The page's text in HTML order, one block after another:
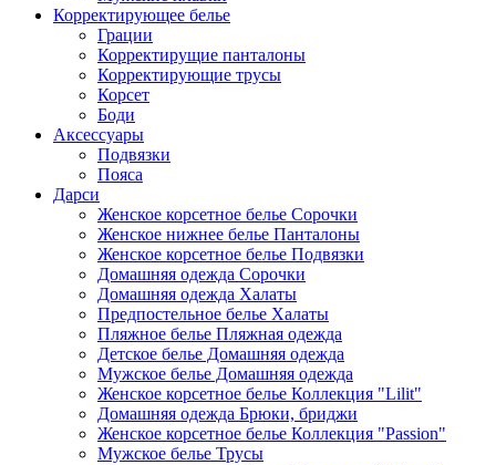
Корректирующее белье
Грации
Корректирущие панталоны
Корректирующие трусы
Корсет
Боди
Аксессуары
Подвязки
Пояса
Дарси
Женское корсетное белье Сорочки
Женское нижнее белье Панталоны
Женское корсетное белье Подвязки
Домашняя одежда Сорочки
Домашняя одежда Халаты
Предпостельное белье Халаты
Пляжное белье Пляжная одежда
Детское белье Домашняя одежда
Мужское белье Домашняя одежда
Женское корсетное белье Коллекция "Lilit"
Домашняя одежда Брюки, бриджи
Женское корсетное белье Коллекция "Passion"
Мужское белье Трусы